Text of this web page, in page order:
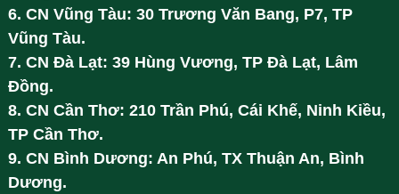
6. CN Vũng Tàu: 30 Trương Văn Bang, P7, TP
Vũng Tàu.
7. CN Đà Lạt: 39 Hùng Vương, TP Đà Lạt, Lâm
Đồng.
8. CN Cần Thơ: 210 Trần Phú, Cái Khế, Ninh Kiều,
TP Cần Thơ.
9. CN Bình Dương: An Phú, TX Thuận An, Bình
Dương.